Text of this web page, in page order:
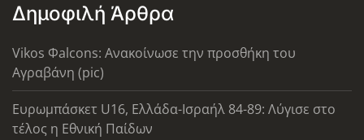
Δημοφιλή Άρθρα
Vikos Φalcons: Ανακοίνωσε την προσθήκη του
Αγραβάνη (pic)
Ευρωμπάσκετ U16, Ελλάδα-Ισραήλ 84-89: Λύγισε στο
τέλος η Εθνική Παίδων